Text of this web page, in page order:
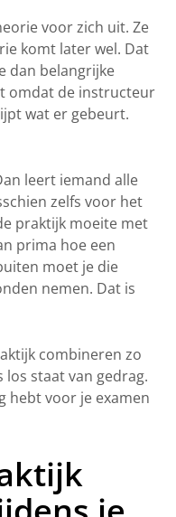
voor zich uit. Ze
komt later wel. Dat
dan belangrijke
omdat de instructeur
wat er gebeurt.
leert iemand alle
zelfs voor het
praktijk moeite met
prima hoe een
moet je die
nemen. Dat is
combineren zo
los staat van gedrag.
hebt voor je examen